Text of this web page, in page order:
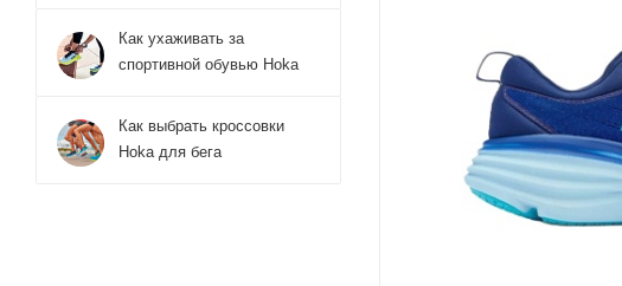
Как ухаживать за
спортивной обувью Hoka
Как выбрать кроссовки
Hoka для бега